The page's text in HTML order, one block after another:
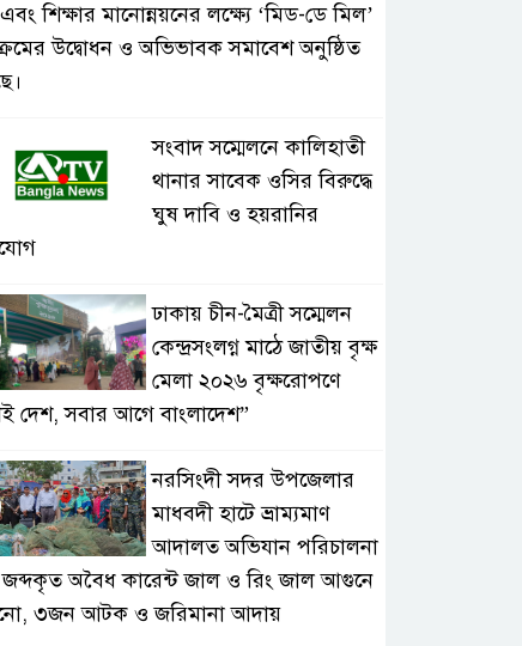
এবং শিক্ষার মানোন্নয়নের লক্ষ্যে ‘মিড-ডে মিল’
উদ্বোধন ও অভিভাবক সমাবেশ অনুষ্ঠিত
সংবাদ সম্মেলনে কালিহাতী
থানার সাবেক ওসির বিরুদ্ধে
ঘুষ দাবি ও হয়রানির
ঢাকায় চীন-মৈত্রী সম্মেলন
কেন্দ্রসংলগ্ন মাঠে জাতীয় বৃক্ষ
মেলা ২০২৬ বৃক্ষরোপণে
দেশ, সবার আগে বাংলাদেশ”
নরসিংদী সদর উপজেলার
মাধবদী হাটে ভ্রাম্যমাণ
আদালত অভিযান পরিচালনা
অবৈধ কারেন্ট জাল ও রিং জাল আগুনে
৩জন আটক ও জরিমানা আদায়